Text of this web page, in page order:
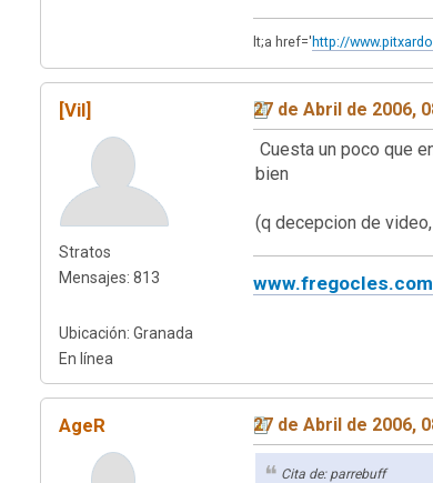
lt;a href=' http://
[Vil]
Stratos
Mensajes: 813
Ubicación: Granada
En línea
27 de Abril de 2006,
Cuesta un poco que
bien
(q decepcion de
www.fregocles.com
AgeR 27 de Abril de 2006,
Cita de: parrebuff